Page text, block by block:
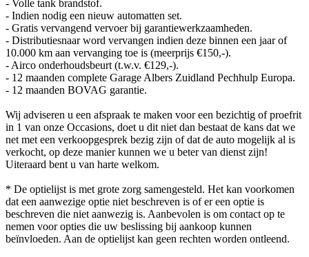
- Volle tank brandstof.
- Indien nodig een nieuw automatten set.
- Gratis vervangend vervoer bij garantiewerkzaamheden.
- Distributiesnaar word vervangen indien deze binnen een jaar of
10.000 km aan vervanging toe is (meerprijs €150,-).
- Airco onderhoudsbeurt (t.w.v. €129,-).
- 12 maanden complete Garage Albers Zuidland Pechhulp Europa.
- 12 maanden BOVAG garantie.
Wij adviseren u een afspraak te maken voor een bezichtig of proefrit
in 1 van onze Occasions, doet u dit niet dan bestaat de kans dat we
net met een verkoopgesprek bezig zijn of dat de auto mogelijk al is
verkocht, op deze manier kunnen we u beter van dienst zijn!
Uiteraard bent u van harte welkom.
* De optielijst is met grote zorg samengesteld. Het kan voorkomen
dat een aanwezige optie niet beschreven is of er een optie is
beschreven die niet aanwezig is. Aanbevolen is om contact op te
nemen voor opties die uw beslissing bij aankoop kunnen
beïnvloeden. Aan de optielijst kan geen rechten worden ontleend.